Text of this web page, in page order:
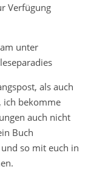
Verfügung
unter
als auch
ich bekomme
auch nicht
Buch
so mit euch in